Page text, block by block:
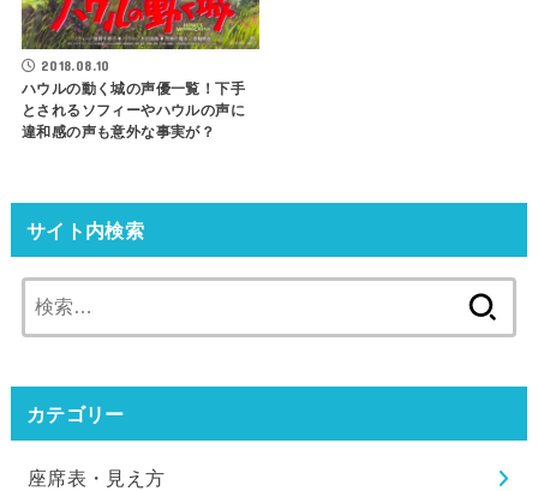
2018.08.10
ハウルの動く城の声優一覧！下手
とされるソフィーやハウルの声に
違和感の声も意外な事実が？
サイト内検索
索:
カテゴリー
座席表・見え方